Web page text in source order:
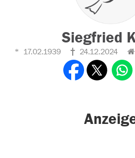
Siegfried
17.02.1939 24.12.2024